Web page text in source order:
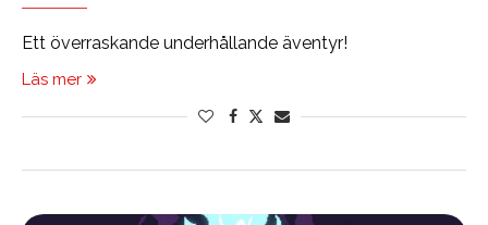
Ett överraskande underhållande äventyr!
Läs mer